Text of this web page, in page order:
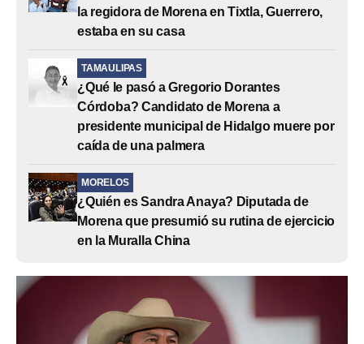
la regidora de Morena en Tixtla, Guerrero,
estaba en su casa
TAMAULIPAS
¿Qué le pasó a Gregorio Dorantes
Córdoba? Candidato de Morena a
presidente municipal de Hidalgo muere por
caída de una palmera
MORELOS
¿Quién es Sandra Anaya? Diputada de
Morena que presumió su rutina de ejercicio
en la Muralla China